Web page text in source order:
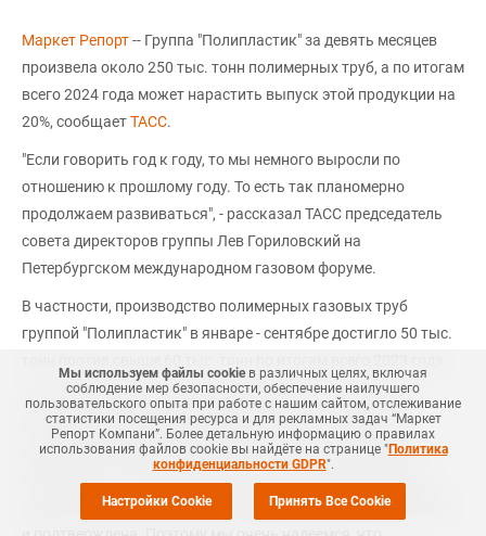
Маркет Репорт-- Группа "Полипластик" за девять месяцев
произвела около 250 тыс. тонн полимерных труб, а по итогам
всего 2024 года может нарастить выпуск этой продукции на
20%, сообщаетТАСС.
"Если говорить год к году, то мы немного выросли по
отношению к прошлому году. То есть так планомерно
продолжаем развиваться", - рассказал ТАСС председатель
совета директоров группы Лев Гориловский на
Петербургском международном газовом форуме.
В частности, производство полимерных газовых труб
группой "Полипластик" в январе - сентябре достигло 50 тыс.
"По следующему году очень надеемся, что с учетом тех
планов, которые сейчас внесены, не будет просадки и
снижения программы реализации. Ну и есть некоторые
программы, по которым может произойти реальный рост.
Это программа газификации СНТ, которая была определена
Мы используем файлы cookieв различных целях, включая
соблюдение мер безопасности, обеспечение наилучшего
пользовательского опыта при работе с нашим сайтом, отслеживание
статистики посещения ресурса и для рекламных задач “Маркет
Репорт Компани”. Более детальную информацию о правилах
использования файлов cookie вы найдёте на странице "Политика
конфиденциальности GDPR".
Настройки Cookie Принять Все Cookie